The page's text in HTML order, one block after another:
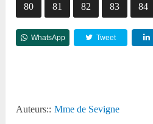
80 81 82 83 84
WhatsApp Tweet
Auteurs:: Mme de Sevigne